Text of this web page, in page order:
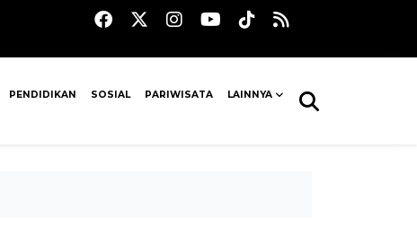
PENDIDIKAN SOSIAL PARIWISATA LAINNYA